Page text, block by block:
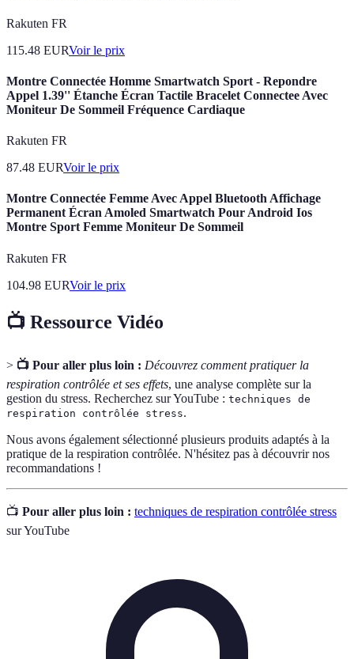
Rakuten FR
115.48 EURVoir le prix
Montre Connectée Homme Smartwatch Sport - Repondre
Appel 1.39'' Étanche Écran Tactile Bracelet Connectee Avec
Moniteur De Sommeil Fréquence Cardiaque
Rakuten FR
87.48 EURVoir le prix
Montre Connectée Femme Avec Appel Bluetooth Affichage
Permanent Écran Amoled Smartwatch Pour Android Ios
Montre Sport Femme Moniteur De Sommeil
Rakuten FR
104.98 EURVoir le prix
📺 Ressource Vidéo
> 📺 Pour aller plus loin : Découvrez comment pratiquer la
respiration contrôlée et ses effets, une analyse complète sur la
gestion du stress. Recherchez sur YouTube : techniques de
respiration contrôlée stress.
Nous avons également sélectionné plusieurs produits adaptés à la
pratique de la respiration contrôlée. N'hésitez pas à découvrir nos
recommandations !
📺 Pour aller plus loin : techniques de respiration contrôlée stress
sur YouTube